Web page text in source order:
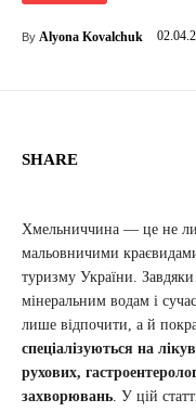
By Alyona Kovalchuk
SHARE
Хмельниччина — це не
мальовничими
туризму України.
мінеральним водам і
лише відпочити, а й
спеціалізуються на
рухових,
захворювань . У цій